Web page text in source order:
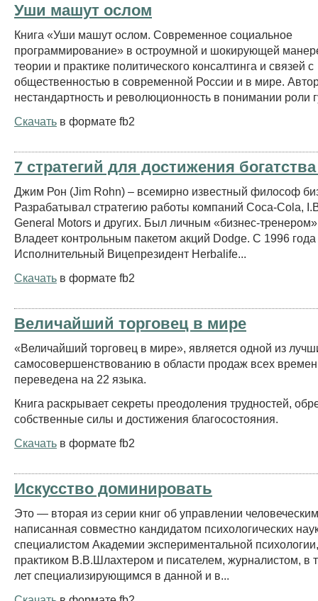
Уши машут ослом
Книга «Уши машут ослом. Современное социальное
программирование» в остроумной и шокирующей
теории и практике политического консалтинга и связей с
общественностью в современной России и в мире.
нестандартность и революционность в понимании роли
Скачать в формате fb2
7 стратегий для достижения
Джим Рон (Jim Rohn) – всемирно известный философ
Разрабатывал стратегию работы компаний Coca-Cola,
General Motors и других. Был личным «бизнес-
Владеет контрольным пакетом акций Dodge. С 1996 года
Исполнительный Вицепрезидент Herbalife...
Скачать в формате fb2
Величайший торговец в мире
«Величайший торговец в мире», является одной из
самосовершенствованию в области продаж всех
переведена на 22 языка.
Книга раскрывает секреты преодоления трудностей,
собственные силы и достижения благосостояния.
Скачать в формате fb2
Искусство доминировать
Это — вторая из серии книг об управлении
написанная совместно кандидатом психологических
специалистом Академии экспериментальной
практиком В.В.Шлахтером и писателем, журналистом, в
лет специализирующимся в данной и в...